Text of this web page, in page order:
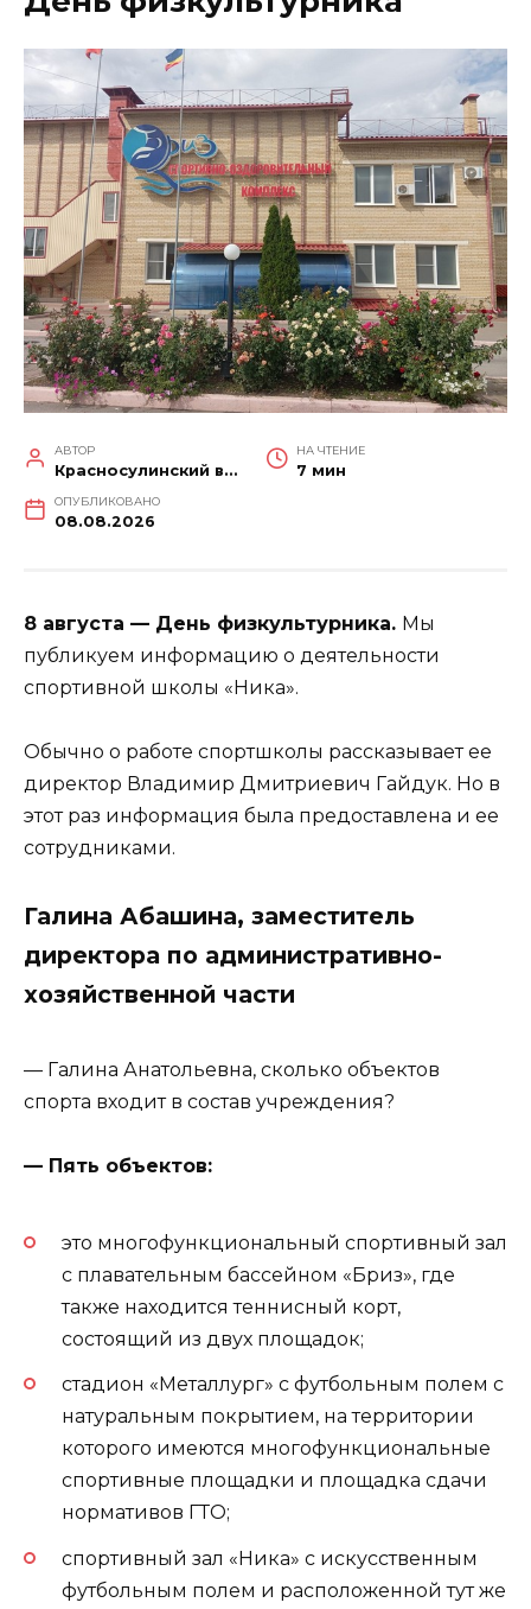
АВТОР
Красносулинский вестник
НА ЧТЕНИЕ
7 мин
ОПУБЛИКОВАНО
08.08.2026
8 августа — День физкультурника. Мы
публикуем информацию о деятельности
спортивной школы «Ника».
Обычно о работе спортшколы рассказывает ее
директор Владимир Дмитриевич Гайдук. Но в
этот раз информация была предоставлена и ее
сотрудниками.
Галина Абашина, заместитель
директора по административно-
хозяйственной части
— Галина Анатольевна, сколько объектов
спорта входит в состав учреждения?
— Пять объектов:
это многофункциональный спортивный зал
с плавательным бассейном «Бриз», где
также находится теннисный корт,
состоящий из двух площадок;
стадион «Металлург» с футбольным полем с
натуральным покрытием, на территории
которого имеются многофункциональные
спортивные площадки и площадка сдачи
нормативов ГТО;
спортивный зал «Ника» с искусственным
футбольным полем и расположенной тут же